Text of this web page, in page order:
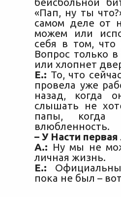
«Пап, ну ты
самом деле от
можем или
себя в том,
Вопрос только
или хлопнет
Е.: То, что
провела уже
назад, когда
слышать не
папы, когда
влюбленность.
– У Насти
А.: Ну мы не
личная жизнь.
Е.:
пока не был –